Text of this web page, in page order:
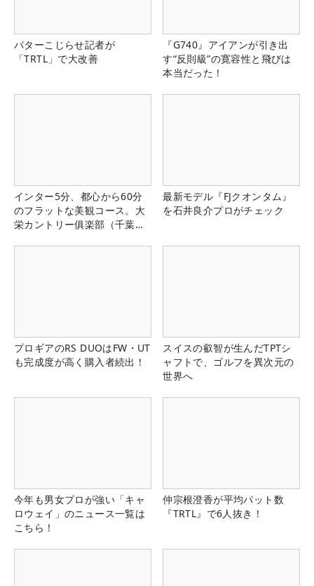
パターこじらせ記者が
「TRTL」で大改善
『G740』アイアンが引き出
す“反則級”の寛容性と飛びは
本当だった！
インター5分、都心から60分
のフラットな美観コース。大
栄カントリー俱楽部（千葉
最新モデル『FJクオンタム』
を石井良介プロがチェック
プロギアのRS DUOはFW・UT
も完成度が高く購入者続出！
スイスの叡智が生んだTPTシ
ャフトで、ゴルフを異次元の
世界へ
今年も男女プロが強い「キャ
ロウェイ」のニュース一覧は
こちら！
仲宗根澄香が平均パット数
『TRTL』で6人抜き！